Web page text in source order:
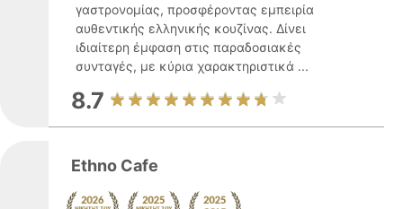
γαστρονομίας, προσφέροντας εμπειρία
αυθεντικής ελληνικής κουζίνας. Δίνει
ιδιαίτερη έμφαση στις παραδοσιακές
συνταγές, με κύρια χαρακτηριστικά ...
8.7
Ethno Cafe